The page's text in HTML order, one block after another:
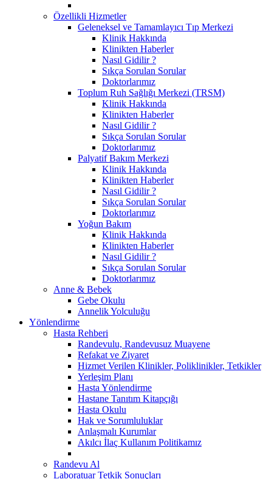
Özellikli Hizmetler
Geleneksel ve Tamamlayıcı Tıp Merkezi
Klinik Hakkında
Klinikten Haberler
Nasıl Gidilir ?
Sıkça Sorulan Sorular
Doktorlarımız
Toplum Ruh Sağlığı Merkezi (TRSM)
Klinik Hakkında
Klinikten Haberler
Nasıl Gidilir ?
Sıkça Sorulan Sorular
Doktorlarımız
Palyatif Bakım Merkezi
Klinik Hakkında
Klinikten Haberler
Nasıl Gidilir ?
Sıkça Sorulan Sorular
Doktorlarımız
Yoğun Bakım
Klinik Hakkında
Klinikten Haberler
Nasıl Gidilir ?
Sıkça Sorulan Sorular
Doktorlarımız
Anne & Bebek
Gebe Okulu
Annelik Yolculuğu
Yönlendirme
Hasta Rehberi
Randevulu, Randevusuz Muayene
Refakat ve Ziyaret
Hizmet Verilen Klinikler, Poliklinikler, Tetkikler
Yerleşim Planı
Hasta Yönlendirme
Hastane Tanıtım Kitapçığı
Hasta Okulu
Hak ve Sorumluluklar
Anlaşmalı Kurumlar
Akılcı İlaç Kullanım Politikamız
Randevu Al
Laboratuar Tetkik Sonuçları